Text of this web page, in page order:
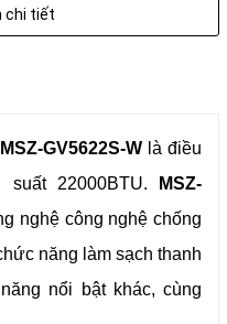
x 255 mm ( rộng x cao x
chi tiết
GV5622S-Wlà điều
22000BTU.
MSZ-
nghệ công nghệ chống
năng làm sạch thanh
nổi bật khác, cùng